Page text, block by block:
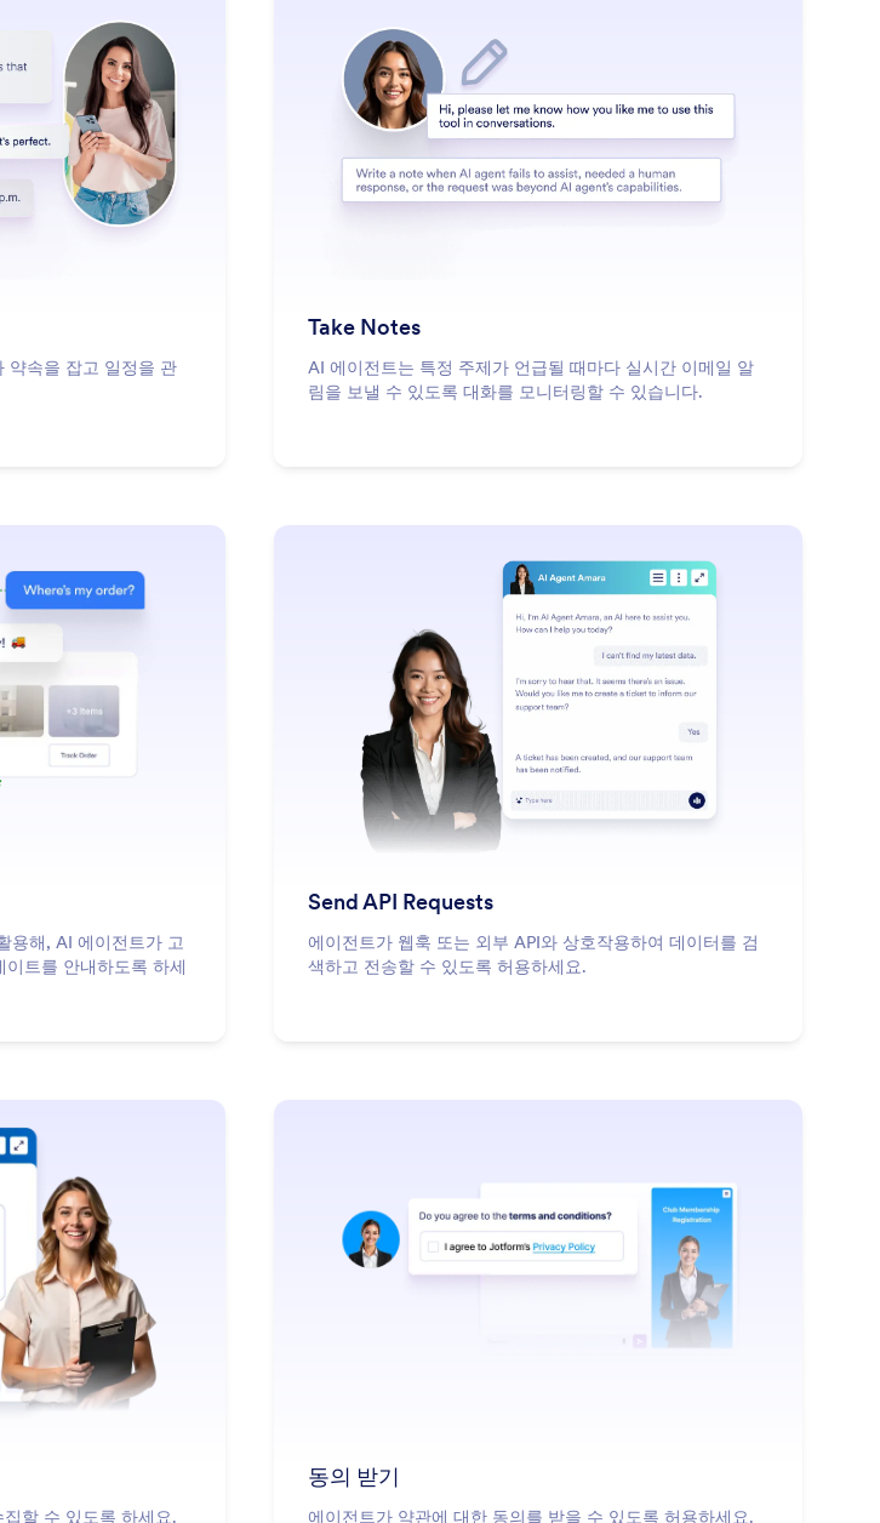
기: Schedule Appointments
약속을 잡고 일정을 관
더 알아보기: Take Notes
Take Notes
AI 에이전트는 특정 주제가 언급될 때마다 실시간 이메일 알
림을 보낼 수 있도록 대화를 모니터링할 수 있습니다.
기: Shopify
용해, AI 에이전트가 고
트를 안내하도록 하세
더 알아보기
Send API Requests
에이전트가 웹훅 또는 외부 API와 상호작용하여 데이터를 검
색하고 전송할 수 있도록 허용하세요.
기: Collect Signature
할 수 있도록 하세요.
: Get Consent
동의 받기
에이전트가 약관에 대한 동의를 받을 수 있도록 허용하세요.